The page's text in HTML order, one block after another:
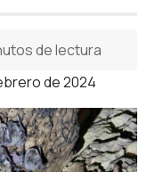
de 2024
de lectura